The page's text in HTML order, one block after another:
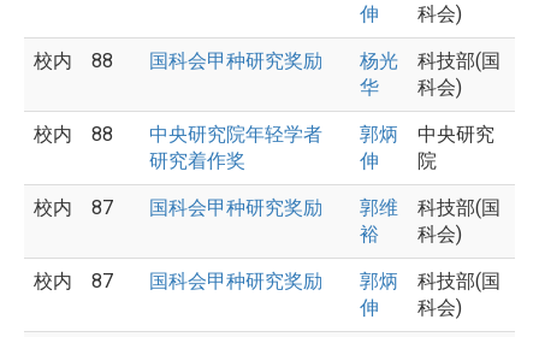
伸
科会)
校内 88 国科会甲种研究奖励
杨光
华
科技部(国
科会)
校内 88
中央研究院年轻学者
研究着作奖
郭炳
伸
中央研究
院
校内 87 国科会甲种研究奖励
郭维
裕
科技部(国
科会)
校内 87 国科会甲种研究奖励
郭炳
伸
科技部(国
科会)